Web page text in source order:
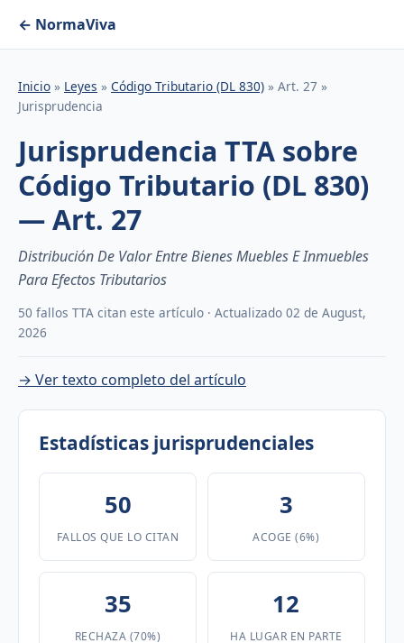
← NormaViva
Inicio » Leyes » Código Tributario (DL 830) » Art. 27 »
Jurisprudencia
Jurisprudencia TTA sobre
Código Tributario (DL 830)
— Art. 27
Distribución De Valor Entre Bienes Muebles E Inmuebles
Para Efectos Tributarios
50 fallos TTA citan este artículo · Actualizado 02 de August,
2026
→ Ver texto completo del artículo
Estadísticas jurisprudenciales
50
FALLOS QUE LO CITAN
3
ACOGE (6%)
35
RECHAZA (70%)
12
HA LUGAR EN PARTE